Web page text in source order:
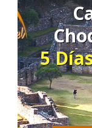
5